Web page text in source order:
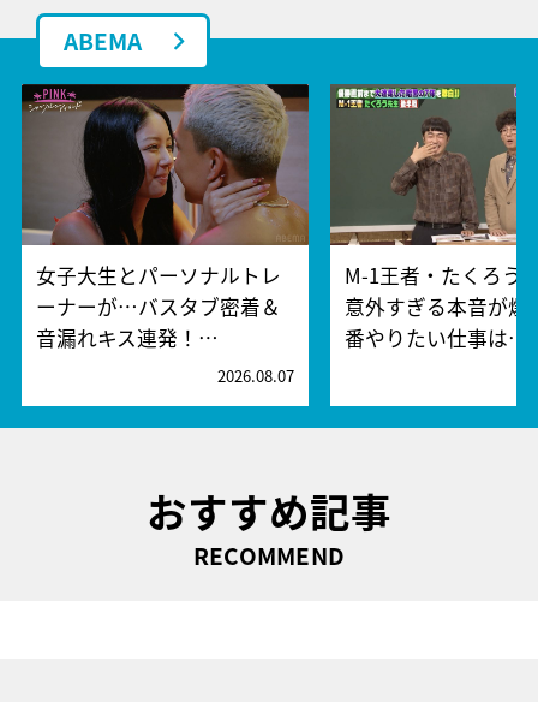
ABEMA
女子大生とパーソナルトレ
ーナーが…バスタブ密着＆
音漏れキス連発！…
2026.08.07
M-1王者・たくろう
意外すぎる本音が爆
番やりたい仕事は…
おすすめ記事
RECOMMEND